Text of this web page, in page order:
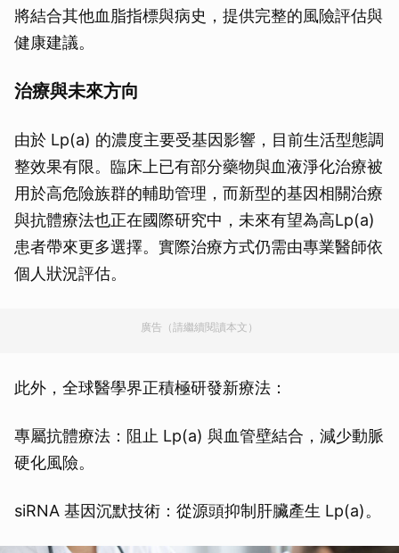
將結合其他血脂指標與病史，提供完整的風險評估與
健康建議。
治療與未來方向
由於 Lp(a) 的濃度主要受基因影響，目前生活型態調
整效果有限。臨床上已有部分藥物與血液淨化治療被
用於高危險族群的輔助管理，而新型的基因相關治療
與抗體療法也正在國際研究中，未來有望為高Lp(a)
患者帶來更多選擇。實際治療方式仍需由專業醫師依
個人狀況評估。
廣告（請繼續閱讀本文）
此外，全球醫學界正積極研發新療法：
專屬抗體療法：阻止 Lp(a) 與血管壁結合，減少動脈
硬化風險。
siRNA 基因沉默技術：從源頭抑制肝臟產生 Lp(a)。